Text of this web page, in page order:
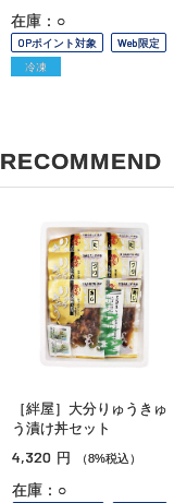
在庫：○
OPポイント対象
Web限定
冷凍
RECOMMEND
［絆屋］大分りゅうきゅ
う漬け丼セット
4,320 円 （8%税込）
在庫：○